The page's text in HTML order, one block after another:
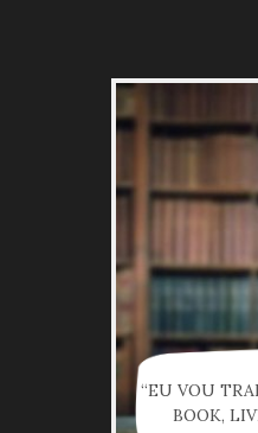
“EU VOU
BOOK,